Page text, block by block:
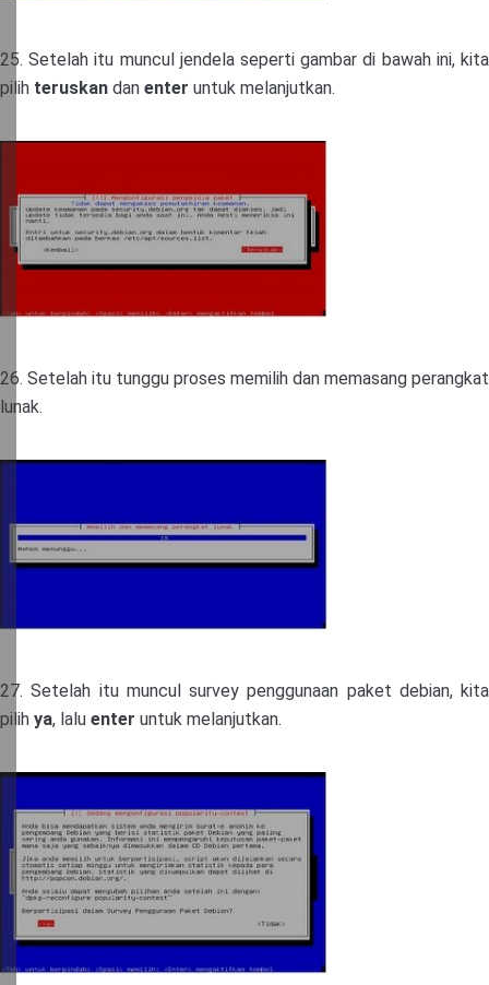
25. Setelah itu muncul jendela seperti gambar di bawah ini, kita
pilih teruskan dan enter untuk melanjutkan.
26. Setelah itu tunggu proses memilih dan memasang perangkat
lunak.
27. Setelah itu muncul survey penggunaan paket debian, kita
pilih ya, lalu enter untuk melanjutkan.